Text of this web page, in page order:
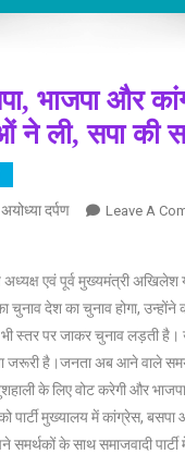
भाजपा और
ने ली, सपा की
अयोध्या दर्पण Leave A
अध्यक्ष एवं पूर्व मुख्यमंत्री
चुनाव देश का चुनाव होगा, उन्होंने
भी स्तर पर जाकर चुनाव लड़ती
जरूरी है।जनता अब आने वाले
के लिए वोट करेगी और भाजपा
पार्टी मुख्यालय में कांग्रेस, बसपा
के साथ समाजवादी